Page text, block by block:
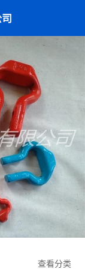
查看分类